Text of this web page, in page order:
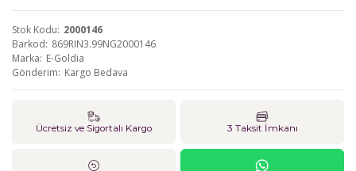
Stok Kodu 2000146
Barkod 869RIN3.99NG2000146
Marka E-Goldia
Gönderim Kargo Bedava
Ücretsiz ve Sigortalı Kargo 3 Taksit İmkanı